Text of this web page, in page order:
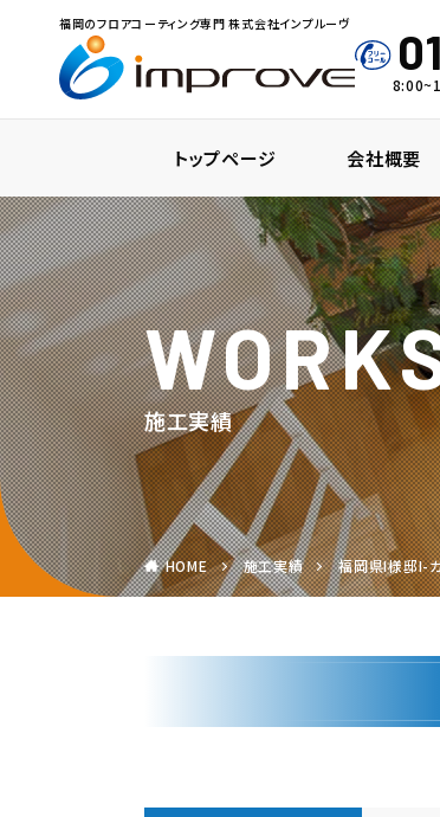
福岡のフロアコーティング専門 株式会社インプルーヴ
トップページ 会社概要
施工実績
HOME 施工実績 福岡県I様邸I-